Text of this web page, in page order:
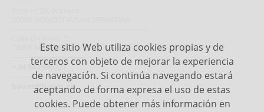
Este sitio Web utiliza cookies propias y de
terceros con objeto de mejorar la experiencia
de navegación. Si continúa navegando estará
aceptando de forma expresa el uso de estas
cookies. Puede obtener más información en
28006 MADRID
+ 34 943 940727
baum@baum.es